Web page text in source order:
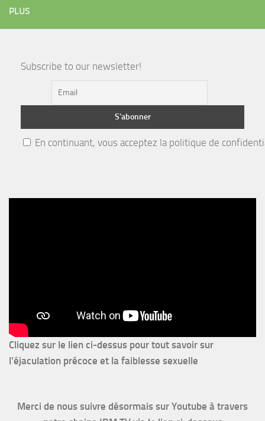
PLUS
Subscribe to our newsletter!
En continuant, vous acceptez la politique de
Cliquez sur le lien ci-dessus pour tout savoir sur
l'éjaculation précoce et la faiblesse sexuelle
Merci de nous suivre désormais sur Youtube à travers